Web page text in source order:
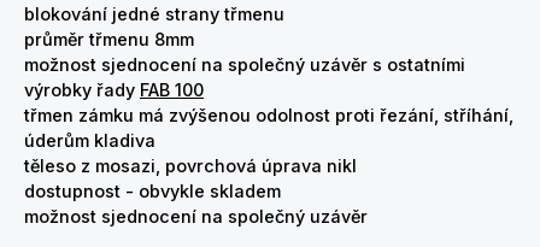
blokování jedné strany třmenu
průměr třmenu 8mm
možnost sjednocení na společný uzávěr s ostatními
výrobky řady FAB 100
třmen zámku má zvýšenou odolnost proti řezání, stříhání,
úderům kladiva
těleso z mosazi, povrchová úprava nikl
dostupnost - obvykle skladem
možnost sjednocení na společný uzávěr